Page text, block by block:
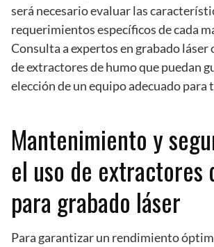
será necesario evaluar las
requerimientos específicos de cada
Consulta a expertos en grabado láser
de extractores de humo que puedan
elección de un equipo adecuado para
Mantenimiento y
el uso de extractores
para grabado láser
Para garantizar un rendimiento